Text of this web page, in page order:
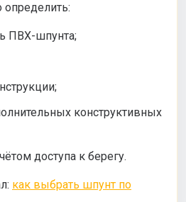
ПВХ-шпунта;
конструктивных
доступа к берегу.
как выбрать шпунт по